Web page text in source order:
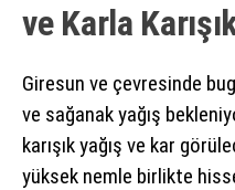
EKONOMI
SIYASET
ASAYIŞ
SPOR
ve Karla
Giresun ve çevresinde
ve sağanak yağış
karışık yağış ve kar
yüksek nemle birlikte